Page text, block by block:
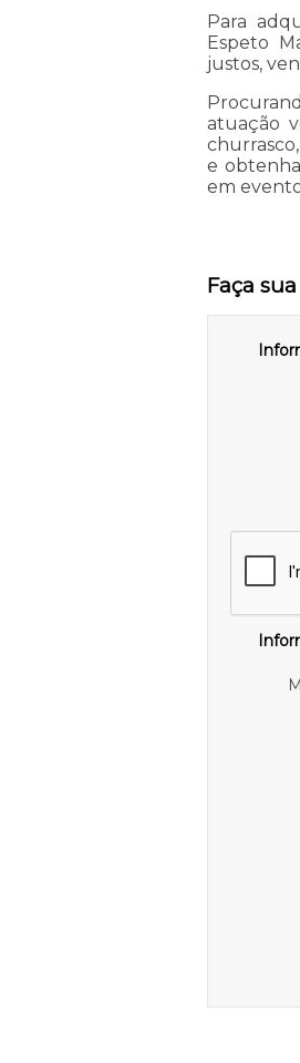
Para
Espeto
justos,
atuação
e
em
Faça